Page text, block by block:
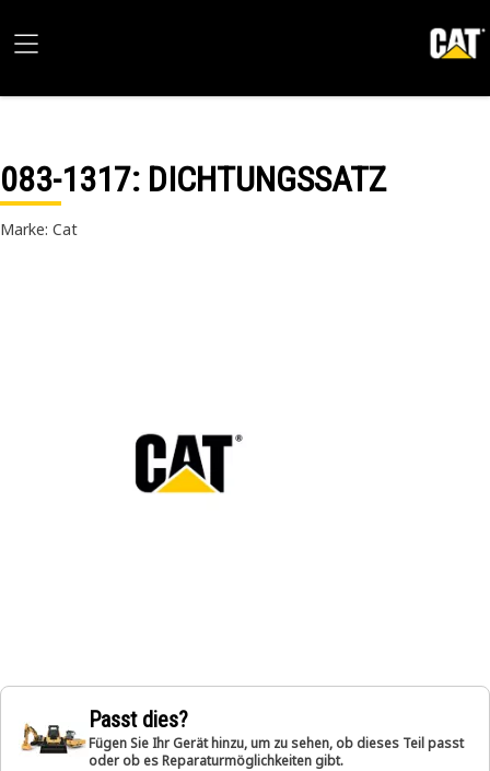
083-1317: DICHTUNGSSATZ
Marke: Cat
Passt dies?
Fügen Sie Ihr Gerät hinzu, um zu sehen, ob dieses Teil passt
oder ob es Reparaturmöglichkeiten gibt.